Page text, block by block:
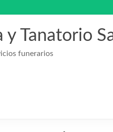
y Tanatorio
funerarios